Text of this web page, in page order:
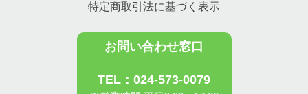
特定商取引法に基づく表示
お問い合わせ窓口
TEL：024-573-0079